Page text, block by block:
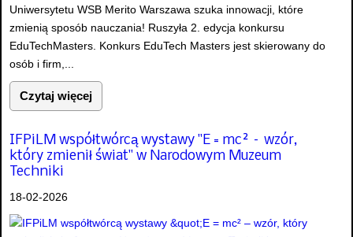
Uniwersytetu WSB Merito Warszawa szuka innowacji, które
zmienią sposób nauczania! Ruszyła 2. edycja konkursu
EduTechMasters. Konkurs EduTech Masters jest skierowany do
osób i firm,...
Czytaj więcej
IFPiLM współtwórcą wystawy "E = mc² – wzór,
który zmienił świat" w Narodowym Muzeum
Techniki
18-02-2026